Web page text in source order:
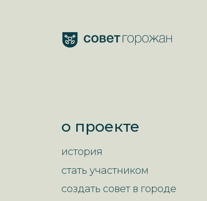
о проекте
создать совет в городе
история
стать участником